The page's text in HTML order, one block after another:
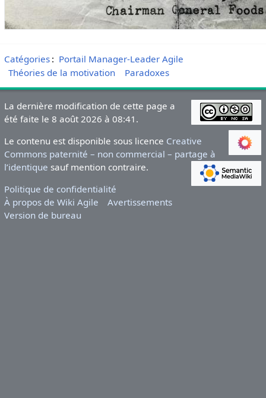
Catégories: Portail Manager-Leader Agile
Théories de la motivation
Paradoxes
La dernière modification de cette page a
été faite le 8 août 2026 à 08:41.
Le contenu est disponible sous licence Creative
Commons paternité – non commercial – partage à
l’identique sauf mention contraire.
Politique de confidentialité
À propos de Wiki Agile
Avertissements
Version de bureau